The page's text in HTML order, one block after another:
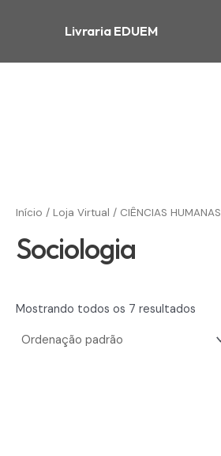
Livraria EDUEM
Início / Loja Virtual / CIÊNCIAS HUMANAS
Sociologia
Mostrando todos os 7 resultados